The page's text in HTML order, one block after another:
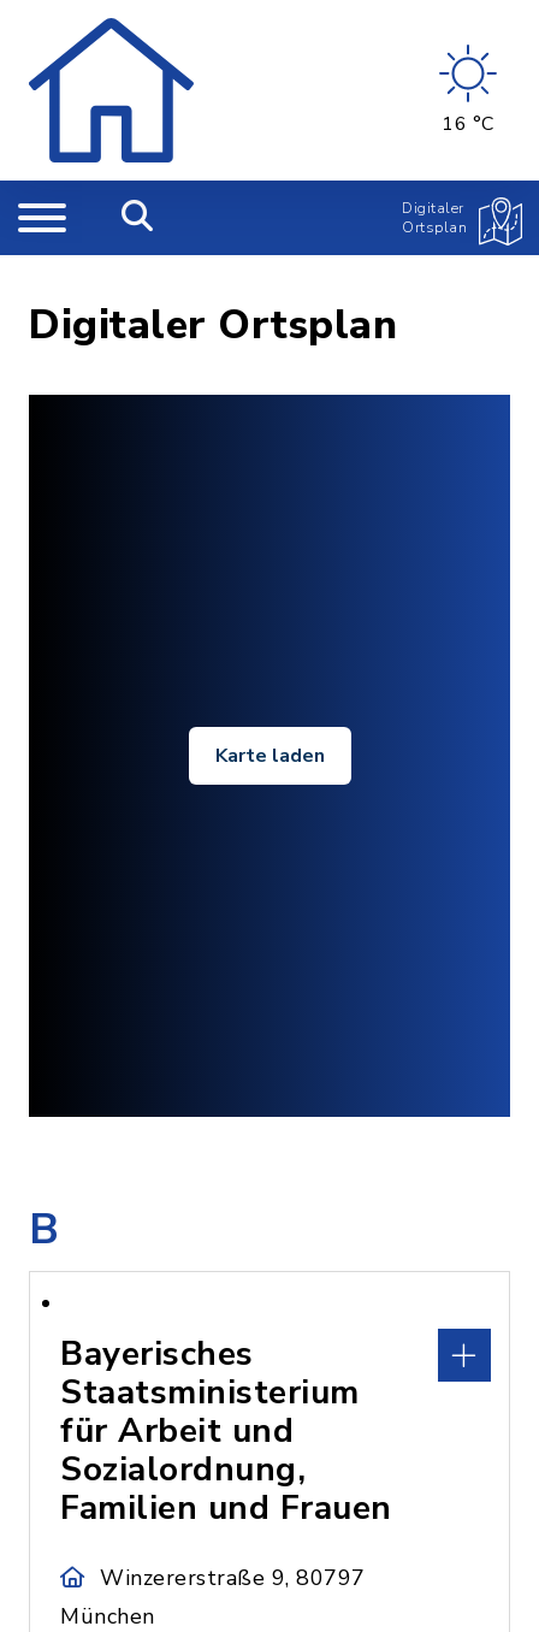
16 °C
Digitaler
Ortsplan
Digitaler Ortsplan
Karte laden
B
Bayerisches
Staatsministerium
für Arbeit und
Sozialordnung,
Familien und Frauen
Winzererstraße 9, 80797
München